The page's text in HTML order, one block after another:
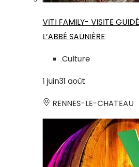
VITI FAMILY- VISITE
L’ABBÉ SAUNIÈRE
Culture
1 juin31 août
RENNES-LE-CHATEAU